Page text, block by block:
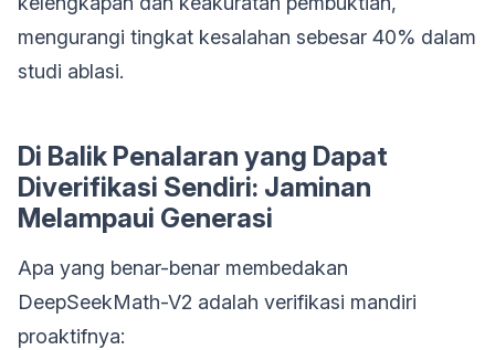
mengurangi tingkat kesalahan sebesar 40% dalam
studi ablasi.
Di Balik Penalaran yang Dapat
Diverifikasi Sendiri: Jaminan
Melampaui Generasi
Apa yang benar-benar membedakan
DeepSeekMath-V2 adalah verifikasi mandiri
proaktifnya: